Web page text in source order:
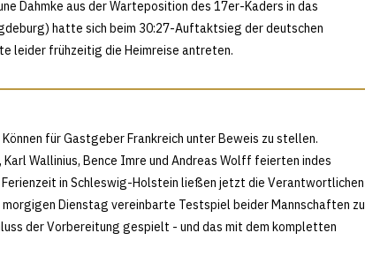
Dahmke aus der Warteposition des 17er-Kaders in das
hatte sich beim 30:27-Auftaktsieg der deutschen
leider frühzeitig die Heimreise antreten.
für Gastgeber Frankreich unter Beweis zu stellen.
Wallinius, Bence Imre und Andreas Wolff feierten indes
in Schleswig-Holstein ließen jetzt die Verantwortlichen
Dienstag vereinbarte Testspiel beider Mannschaften zu
der Vorbereitung gespielt - und das mit dem kompletten